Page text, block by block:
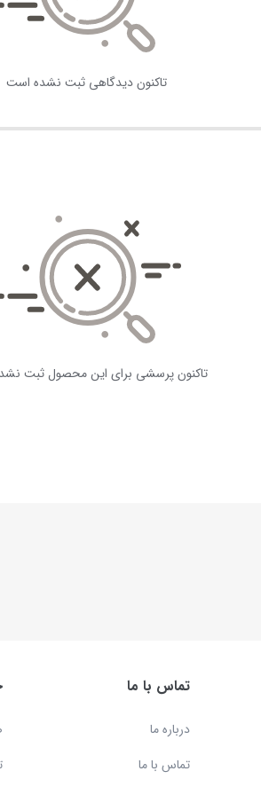
تاکنون دیدگاهی ثبت نشده است
تاکنون پرسشی برای این محصول ثبت
تماس با ما
درباره ما
تماس با ما